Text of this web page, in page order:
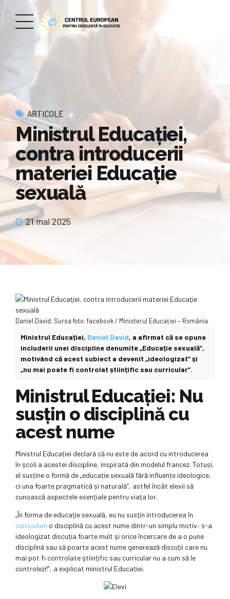
ARTICOLE
Ministrul Educaţiei,
contra introducerii
materiei Educaţie
sexuală
21 mai 2025
Daniel David. Sursa foto: facebook / Ministerul Educației – România
Ministrul Educației, Daniel David, a afirmat că se opune
includerii unei discipline denumite „Educație sexuală”,
motivând că acest subiect a devenit „ideologizat” și
„nu mai poate fi controlat științific sau curricular”.
Ministrul Educaţiei: Nu
susţin o disciplină cu
acest nume
Ministrul Educației declară că nu este de acord cu introducerea
în școli a acestei discipline, inspirată din modelul francez. Totuși,
el susține o formă de „educație sexuală fără influențe ideologice,
ci una foarte pragmatică și naturală”, astfel încât elevii să
cunoască aspectele esențiale pentru viața lor.
„În forma de educaţie sexuală, eu nu susţin introducerea în
curriculum o disciplină cu acest nume dintr-un simplu motiv: s-a
ideologizat discuţia foarte mult şi orice încercare de a o pune
disciplină sau să poarte acest nume generează discuţii care nu
mai pot fi controlate ştiinţific sau curricular nu a cum să le
controlezi!”, a explicat ministrul Educației.